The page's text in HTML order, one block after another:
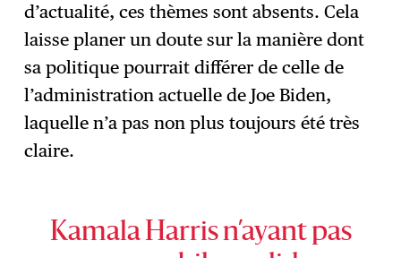
d’actualité, ces thèmes sont absents. Cela
laisse planer un doute sur la manière dont
sa politique pourrait différer de celle de
l’administration actuelle de Joe Biden,
laquelle n’a pas non plus toujours été très
claire.
Kamala Harris n’ayant pas